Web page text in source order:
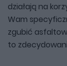
działają na
Wam
zgubić
to